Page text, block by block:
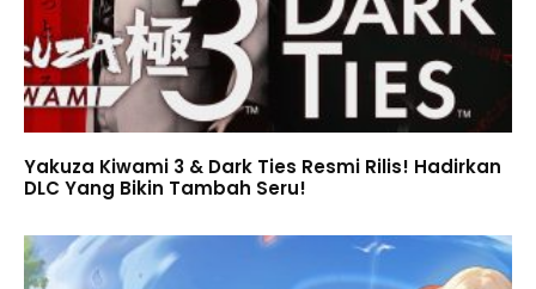
Yakuza Kiwami 3 & Dark Ties Resmi Rilis! Hadirkan
DLC Yang Bikin Tambah Seru!